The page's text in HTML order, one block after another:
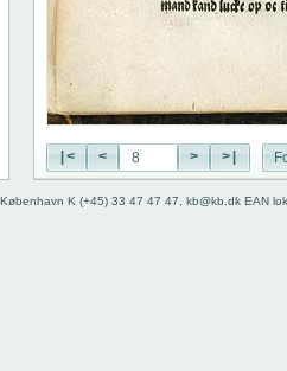
|< < > >|
K (+45) 33 47 47 47, kb@kb.dk EAN